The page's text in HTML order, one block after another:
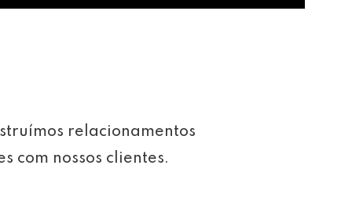
relacionamentos
com nossos clientes.